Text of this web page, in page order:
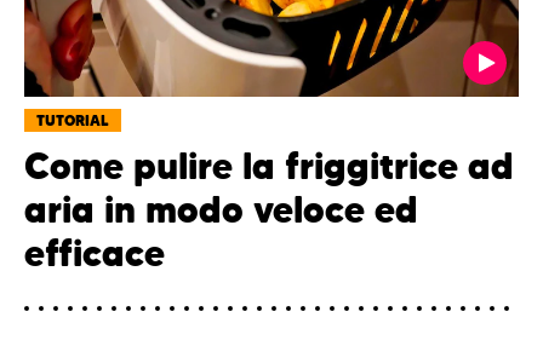
TUTORIAL
Come pulire la friggitrice ad
aria in modo veloce ed
efficace